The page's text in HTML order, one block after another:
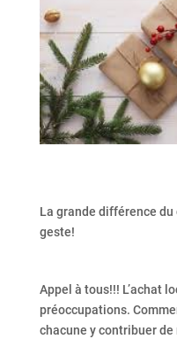
La grande différence
geste!
Appel à tous!!! L’achat
préoccupations.
chacune y contribuer